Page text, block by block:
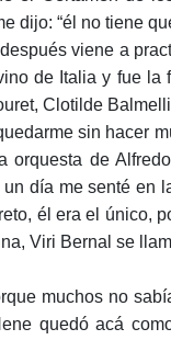
dijo: “él no tiene
viene a
de Italia y fue la
Clotilde
sin hacer
orquesta de
día me senté
él era el único,
Viri Bernal se
muchos no
quedó acá